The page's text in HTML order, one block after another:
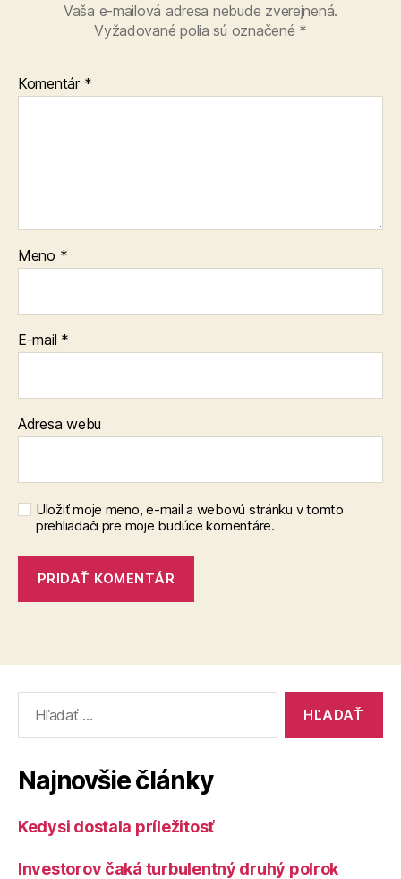
Vaša e-mailová adresa nebude zverejnená.
Vyžadované polia sú označené *
Komentár *
Meno *
E-mail *
Adresa webu
Uložiť moje meno, e-mail a webovú stránku v tomto
prehliadači pre moje budúce komentáre.
Najnovšie články
Kedysi dostala príležitosť
Investorov čaká turbulentný druhý polrok